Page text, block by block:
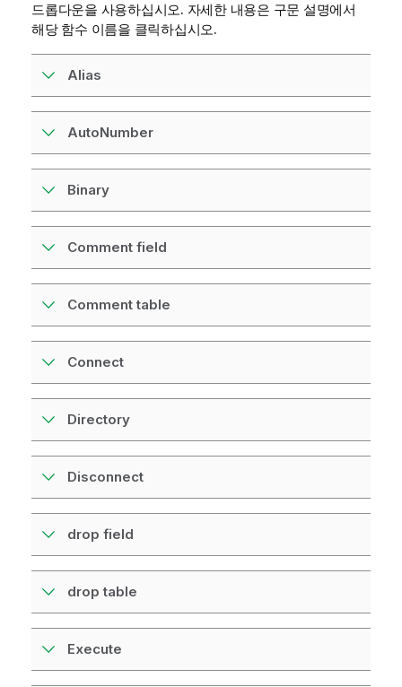
드롭다운을 사용하십시오. 자세한 내용은 구문 설명에서
해당 함수 이름을 클릭하십시오.
Alias
AutoNumber
Binary
Comment field
Comment table
Connect
Directory
Disconnect
drop field
drop table
Execute